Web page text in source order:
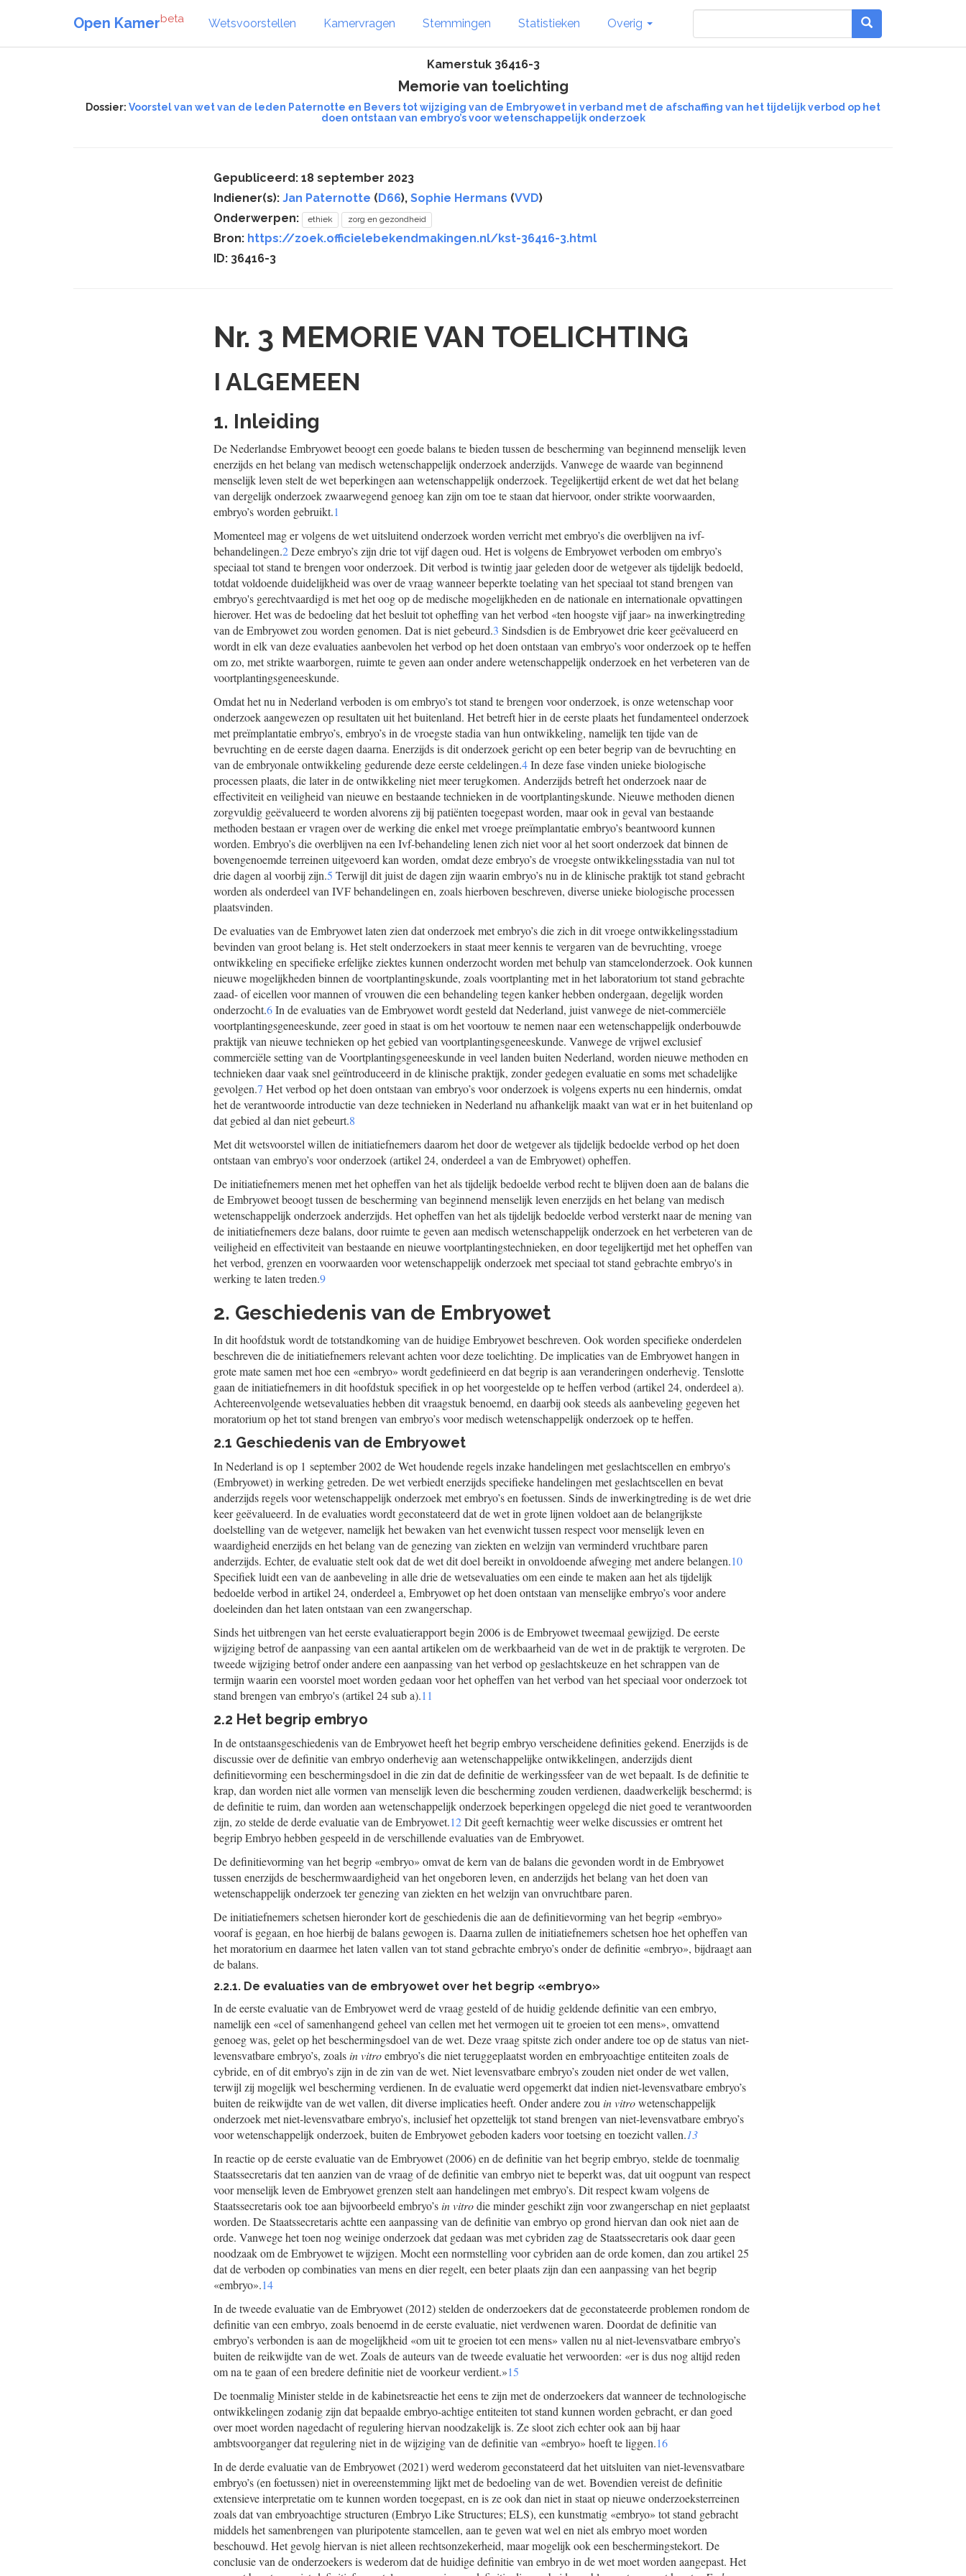
Open Kamerbeta Wetsvoorstellen Kamervragen Stemmingen Statistieken Overig
Kamerstuk 36416-3
Memorie van toelichting
Dossier: Voorstel van wet van de leden Paternotte en Bevers tot wijziging van de Embryowet in verband met de afschaffing van het tijdelijk verbod op het
doen ontstaan van embryo’s voor wetenschappelijk onderzoek
Gepubliceerd: 18 september 2023
Indiener(s): Jan Paternotte (D66), Sophie Hermans (VVD)
Onderwerpen:
ethiek zorg en gezondheid
Bron: https://zoek.officielebekendmakingen.nl/kst-36416-3.html
ID: 36416-3
Nr. 3 MEMORIE VAN TOELICHTING
I ALGEMEEN
1. Inleiding
De Nederlandse Embryowet beoogt een goede balans te bieden tussen de bescherming van beginnend menselijk leven
enerzijds en het belang van medisch wetenschappelijk onderzoek anderzijds. Vanwege de waarde van beginnend
menselijk leven stelt de wet beperkingen aan wetenschappelijk onderzoek. Tegelijkertijd erkent de wet dat het belang
van dergelijk onderzoek zwaarwegend genoeg kan zijn om toe te staan dat hiervoor, onder strikte voorwaarden,
embryo’s worden gebruikt.1
Momenteel mag er volgens de wet uitsluitend onderzoek worden verricht met embryo’s die overblijven na ivf-
behandelingen.2Deze embryo’s zijn drie tot vijf dagen oud. Het is volgens de Embryowet verboden om embryo’s
speciaal tot stand te brengen voor onderzoek. Dit verbod is twintig jaar geleden door de wetgever als tijdelijk bedoeld,
totdat voldoende duidelijkheid was over de vraag wanneer beperkte toelating van het speciaal tot stand brengen van
embryo's gerechtvaardigd is met het oog op de medische mogelijkheden en de nationale en internationale opvattingen
hierover. Het was de bedoeling dat het besluit tot opheffing van het verbod «ten hoogste vijf jaar» na inwerkingtreding
van de Embryowet zou worden genomen. Dat is niet gebeurd.3 Sindsdien is de Embryowet drie keer geëvalueerd en
wordt in elk van deze evaluaties aanbevolen het verbod op het doen ontstaan van embryo’s voor onderzoek op te heffen
om zo, met strikte waarborgen, ruimte te geven aan onder andere wetenschappelijk onderzoek en het verbeteren van de
voortplantingsgeneeskunde.
Omdat het nu in Nederland verboden is om embryo’s tot stand te brengen voor onderzoek, is onze wetenschap voor
onderzoek aangewezen op resultaten uit het buitenland. Het betreft hier in de eerste plaats het fundamenteel onderzoek
met preïmplantatie embryo’s, embryo’s in de vroegste stadia van hun ontwikkeling, namelijk ten tijde van de
bevruchting en de eerste dagen daarna. Enerzijds is dit onderzoek gericht op een beter begrip van de bevruchting en
van de embryonale ontwikkeling gedurende deze eerste celdelingen.4In deze fase vinden unieke biologische
processen plaats, die later in de ontwikkeling niet meer terugkomen. Anderzijds betreft het onderzoek naar de
effectiviteit en veiligheid van nieuwe en bestaande technieken in de voortplantingskunde. Nieuwe methoden dienen
zorgvuldig geëvalueerd te worden alvorens zij bij patiënten toegepast worden, maar ook in geval van bestaande
methoden bestaan er vragen over de werking die enkel met vroege preïmplantatie embryo’s beantwoord kunnen
worden. Embryo’s die overblijven na een Ivf-behandeling lenen zich niet voor al het soort onderzoek dat binnen de
bovengenoemde terreinen uitgevoerd kan worden, omdat deze embryo’s de vroegste ontwikkelingsstadia van nul tot
drie dagen al voorbij zijn.5 Terwijl dit juist de dagen zijn waarin embryo’s nu in de klinische praktijk tot stand gebracht
worden als onderdeel van IVF behandelingen en, zoals hierboven beschreven, diverse unieke biologische processen
plaatsvinden.
De evaluaties van de Embryowet laten zien dat onderzoek met embryo’s die zich in dit vroege ontwikkelingsstadium
bevinden van groot belang is. Het stelt onderzoekers in staat meer kennis te vergaren van de bevruchting, vroege
ontwikkeling en specifieke erfelijke ziektes kunnen onderzocht worden met behulp van stamcelonderzoek. Ook kunnen
nieuwe mogelijkheden binnen de voortplantingskunde, zoals voortplanting met in het laboratorium tot stand gebrachte
zaad- of eicellen voor mannen of vrouwen die een behandeling tegen kanker hebben ondergaan, degelijk worden
onderzocht.6In de evaluaties van de Embryowet wordt gesteld dat Nederland, juist vanwege de niet-commerciële
voortplantingsgeneeskunde, zeer goed in staat is om het voortouw te nemen naar een wetenschappelijk onderbouwde
praktijk van nieuwe technieken op het gebied van voortplantingsgeneeskunde. Vanwege de vrijwel exclusief
commerciële setting van de Voortplantingsgeneeskunde in veel landen buiten Nederland, worden nieuwe methoden en
technieken daar vaak snel geïntroduceerd in de klinische praktijk, zonder gedegen evaluatie en soms met schadelijke
gevolgen.7 Het verbod op het doen ontstaan van embryo’s voor onderzoek is volgens experts nu een hindernis, omdat
het de verantwoorde introductie van deze technieken in Nederland nu afhankelijk maakt van wat er in het buitenland op
dat gebied al dan niet gebeurt.8
Met dit wetsvoorstel willen de initiatiefnemers daarom het door de wetgever als tijdelijk bedoelde verbod op het doen
ontstaan van embryo’s voor onderzoek (artikel 24, onderdeel a van de Embryowet) opheffen.
De initiatiefnemers menen met het opheffen van het als tijdelijk bedoelde verbod recht te blijven doen aan de balans die
de Embryowet beoogt tussen de bescherming van beginnend menselijk leven enerzijds en het belang van medisch
wetenschappelijk onderzoek anderzijds. Het opheffen van het als tijdelijk bedoelde verbod versterkt naar de mening van
de initiatiefnemers deze balans, door ruimte te geven aan medisch wetenschappelijk onderzoek en het verbeteren van de
veiligheid en effectiviteit van bestaande en nieuwe voortplantingstechnieken, en door tegelijkertijd met het opheffen van
het verbod, grenzen en voorwaarden voor wetenschappelijk onderzoek met speciaal tot stand gebrachte embryo's in
werking te laten treden.9
2. Geschiedenis van de Embryowet
In dit hoofdstuk wordt de totstandkoming van de huidige Embryowet beschreven. Ook worden specifieke onderdelen
beschreven die de initiatiefnemers relevant achten voor deze toelichting. De implicaties van de Embryowet hangen in
grote mate samen met hoe een «embryo» wordt gedefinieerd en dat begrip is aan veranderingen onderhevig. Tenslotte
gaan de initiatiefnemers in dit hoofdstuk specifiek in op het voorgestelde op te heffen verbod (artikel 24, onderdeel a).
Achtereenvolgende wetsevaluaties hebben dit vraagstuk benoemd, en daarbij ook steeds als aanbeveling gegeven het
moratorium op het tot stand brengen van embryo’s voor medisch wetenschappelijk onderzoek op te heffen.
2.1 Geschiedenis van de Embryowet
In Nederland is op 1 september 2002 de Wet houdende regels inzake handelingen met geslachtscellen en embryo's
(Embryowet) in werking getreden. De wet verbiedt enerzijds specifieke handelingen met geslachtscellen en bevat
anderzijds regels voor wetenschappelijk onderzoek met embryo’s en foetussen. Sinds de inwerkingtreding is de wet drie
keer geëvalueerd. In de evaluaties wordt geconstateerd dat de wet in grote lijnen voldoet aan de belangrijkste
doelstelling van de wetgever, namelijk het bewaken van het evenwicht tussen respect voor menselijk leven en
waardigheid enerzijds en het belang van de genezing van ziekten en welzijn van verminderd vruchtbare paren
anderzijds. Echter, de evaluatie stelt ook dat de wet dit doel bereikt in onvoldoende afweging met andere belangen.10
Specifiek luidt een van de aanbeveling in alle drie de wetsevaluaties om een einde te maken aan het als tijdelijk
bedoelde verbod in artikel 24, onderdeel a, Embryowet op het doen ontstaan van menselijke embryo’s voor andere
doeleinden dan het laten ontstaan van een zwangerschap.
Sinds het uitbrengen van het eerste evaluatierapport begin 2006 is de Embryowet tweemaal gewijzigd. De eerste
wijziging betrof de aanpassing van een aantal artikelen om de werkbaarheid van de wet in de praktijk te vergroten. De
tweede wijziging betrof onder andere een aanpassing van het verbod op geslachtskeuze en het schrappen van de
termijn waarin een voorstel moet worden gedaan voor het opheffen van het verbod van het speciaal voor onderzoek tot
stand brengen van embryo's (artikel 24 sub a).11
2.2 Het begrip embryo
In de ontstaansgeschiedenis van de Embryowet heeft het begrip embryo verscheidene definities gekend. Enerzijds is de
discussie over de definitie van embryo onderhevig aan wetenschappelijke ontwikkelingen, anderzijds dient
definitievorming een beschermingsdoel in die zin dat de definitie de werkingssfeer van de wet bepaalt. Is de definitie te
krap, dan worden niet alle vormen van menselijk leven die bescherming zouden verdienen, daadwerkelijk beschermd; is
de definitie te ruim, dan worden aan wetenschappelijk onderzoek beperkingen opgelegd die niet goed te verantwoorden
zijn, zo stelde de derde evaluatie van de Embryowet.12Dit geeft kernachtig weer welke discussies er omtrent het
begrip Embryo hebben gespeeld in de verschillende evaluaties van de Embryowet.
De definitievorming van het begrip «embryo» omvat de kern van de balans die gevonden wordt in de Embryowet
tussen enerzijds de beschermwaardigheid van het ongeboren leven, en anderzijds het belang van het doen van
wetenschappelijk onderzoek ter genezing van ziekten en het welzijn van onvruchtbare paren.
De initiatiefnemers schetsen hieronder kort de geschiedenis die aan de definitievorming van het begrip «embryo»
vooraf is gegaan, en hoe hierbij de balans gewogen is. Daarna zullen de initiatiefnemers schetsen hoe het opheffen van
het moratorium en daarmee het laten vallen van tot stand gebrachte embryo’s onder de definitie «embryo», bijdraagt aan
de balans.
2.2.1. De evaluaties van de embryowet over het begrip «embryo»
In de eerste evaluatie van de Embryowet werd de vraag gesteld of de huidig geldende definitie van een embryo,
namelijk een «cel of samenhangend geheel van cellen met het vermogen uit te groeien tot een mens», omvattend
genoeg was, gelet op het beschermingsdoel van de wet. Deze vraag spitste zich onder andere toe op de status van niet-
levensvatbare embryo’s, zoalsin vitroembryo’s die niet teruggeplaatst worden en embryoachtige entiteiten zoals de
cybride, en of dit embryo’s zijn in de zin van de wet. Niet levensvatbare embryo’s zouden niet onder de wet vallen,
terwijl zij mogelijk wel bescherming verdienen. In de evaluatie werd opgemerkt dat indien niet-levensvatbare embryo’s
buiten de reikwijdte van de wet vallen, dit diverse implicaties heeft. Onder andere zou in vitrowetenschappelijk
onderzoek met niet-levensvatbare embryo’s, inclusief het opzettelijk tot stand brengen van niet-levensvatbare embryo’s
voor wetenschappelijk onderzoek, buiten de Embryowet geboden kaders voor toetsing en toezicht vallen.13
In reactie op de eerste evaluatie van de Embryowet (2006) en de definitie van het begrip embryo, stelde de toenmalig
Staatssecretaris dat ten aanzien van de vraag of de definitie van embryo niet te beperkt was, dat uit oogpunt van respect
voor menselijk leven de Embryowet grenzen stelt aan handelingen met embryo’s. Dit respect kwam volgens de
Staatssecretaris ook toe aan bijvoorbeeld embryo’sin vitrodie minder geschikt zijn voor zwangerschap en niet geplaatst
worden. De Staatssecretaris achtte een aanpassing van de definitie van embryo op grond hiervan dan ook niet aan de
orde. Vanwege het toen nog weinige onderzoek dat gedaan was met cybriden zag de Staatssecretaris ook daar geen
noodzaak om de Embryowet te wijzigen. Mocht een normstelling voor cybriden aan de orde komen, dan zou artikel 25
dat de verboden op combinaties van mens en dier regelt, een beter plaats zijn dan een aanpassing van het begrip
«embryo».14
In de tweede evaluatie van de Embryowet (2012) stelden de onderzoekers dat de geconstateerde problemen rondom de
definitie van een embryo, zoals benoemd in de eerste evaluatie, niet verdwenen waren. Doordat de definitie van
embryo’s verbonden is aan de mogelijkheid «om uit te groeien tot een mens» vallen nu al niet-levensvatbare embryo’s
buiten de reikwijdte van de wet. Zoals de auteurs van de tweede evaluatie het verwoorden: «er is dus nog altijd reden
om na te gaan of een bredere definitie niet de voorkeur verdient.»15
De toenmalig Minister stelde in de kabinetsreactie het eens te zijn met de onderzoekers dat wanneer de technologische
ontwikkelingen zodanig zijn dat bepaalde embryo-achtige entiteiten tot stand kunnen worden gebracht, er dan goed
over moet worden nagedacht of regulering hiervan noodzakelijk is. Ze sloot zich echter ook aan bij haar
ambtsvoorganger dat regulering niet in de wijziging van de definitie van «embryo» hoeft te liggen.16
In de derde evaluatie van de Embryowet (2021) werd wederom geconstateerd dat het uitsluiten van niet-levensvatbare
embryo’s (en foetussen) niet in overeenstemming lijkt met de bedoeling van de wet. Bovendien vereist de definitie
extensieve interpretatie om te kunnen worden toegepast, en is ze ook dan niet in staat op nieuwe onderzoeksterreinen
zoals dat van embryoachtige structuren (Embryo Like Structures; ELS), een kunstmatig «embryo» tot stand gebracht
middels het samenbrengen van pluripotente stamcellen, aan te geven wat wel en niet als embryo moet worden
beschouwd. Het gevolg hiervan is niet alleen rechtsonzekerheid, maar mogelijk ook een beschermingstekort. De
conclusie van de onderzoekers is wederom dat de huidige definitie van embryo in de wet moet worden aangepast. Het